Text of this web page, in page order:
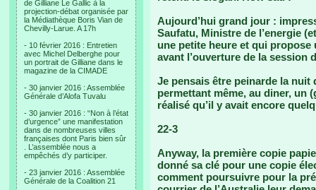
de Gilliane Le Gallic à la
projection-débat organisée par
la Médiathèque Boris Vian de
Chevilly-Larue. A 17h
- 10 février 2016 : Entretien
avec Michel Delberghe pour
un portrait de Gilliane dans le
magazine de la CIMADE
- 30 janvier 2016 : Assemblée
Générale d’Alofa Tuvalu
- 30 janvier 2016 : “Non à l’état
d’urgence” une manifestation
dans de nombreuses villes
françaises dont Paris bien sûr
. L’assemblée nous a
empêchés d’y participer.
- 23 janvier 2016 : Assemblée
Générale de la Coalition 21
Aujourd’hui grand jour :
Saufatu, Ministre de l’energie
une petite heure et qui
avant l’ouverture de la session
Je pensais être peinarde la nuit
permettant même, au diner, un
réalisé qu’il y avait encore
22-3
Anyway, la première copie
donné sa clé pour une copie
comment poursuivre pour la